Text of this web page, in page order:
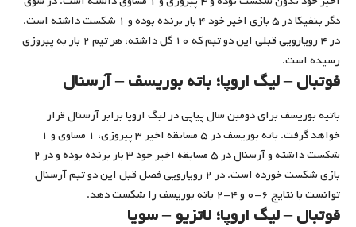
دگر بنفیکا در ۵ بازی اخیر خود ۴ بار برنده بوده و ۱ شکست داشته است.
در ۴ رویارویی قبلی این دو تیم که ۱۰ گل داشته، هر تیم ۲ بار به پیروزی
رسیده است.
فوتبال – لیگ اروپا‌؛ باته بوریسف – آرسنال
باتیه بوریسف برای دومین سال پیاپی در لیگ اروپا برابر آرسنال قرار
خواهد گرفت. باته بوریسف در ۵ مسابقه اخیر ۳ پیروزی، ۱ مساوی و ۱
شکست داشته و آرسنال در ۵ مسابقه اخیر خود ۳ بار برنده بوده و در ۲
بازی شکست خورده است. در ۲ رویارویی فصل قبل این دو تیم آرسنال
توانست با نتایج ۶-۰ و ۴-۲ باته بوریسف را شکست دهد.
فوتبال – لیگ اروپا‌؛ لاتزیو – سویا